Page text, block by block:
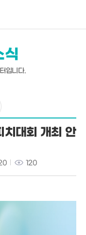
식
입니다.
대회 개최 안
120